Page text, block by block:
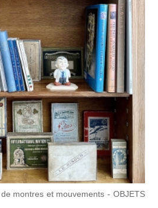
montres et mouvements - OBJETS